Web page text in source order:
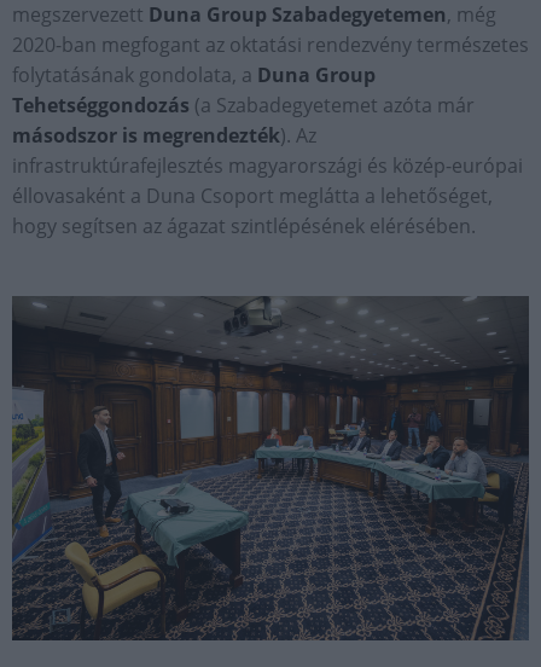
megszervezett Duna Group Szabadegyetemen, még
2020-ban megfogant az oktatási rendezvény természetes
folytatásának gondolata, a Duna Group
Tehetséggondozás (a Szabadegyetemet azóta már
másodszor is megrendezték). Az
infrastruktúrafejlesztés magyarországi és közép-európai
éllovasaként a Duna Csoport meglátta a lehetőséget,
hogy segítsen az ágazat szintlépésének elérésében.